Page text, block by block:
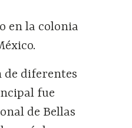
en la colonia
de diferentes
fue
de Bellas